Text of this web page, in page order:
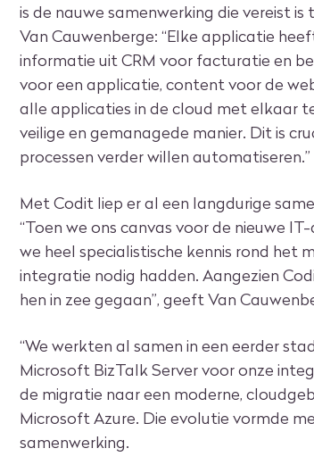
is de nauwe samenwerking die vereist
Van Cauwenberge: “Elke applicatie
informatie uit CRM voor facturatie en
voor een applicatie, content voor de
alle applicaties in de cloud met elkaar
veilige en gemanagede manier. Dit is
processen verder willen automatiseren.”
Met Codit liep er al een langdurige
“Toen we ons canvas voor de nieuwe
we heel specialistische kennis rond het
integratie nodig hadden. Aangezien
hen in zee gegaan”, geeft Van
“We werkten al samen in een eerder
Microsoft BizTalk Server voor onze
de migratie naar een moderne,
Microsoft Azure. Die evolutie vormde
samenwerking.